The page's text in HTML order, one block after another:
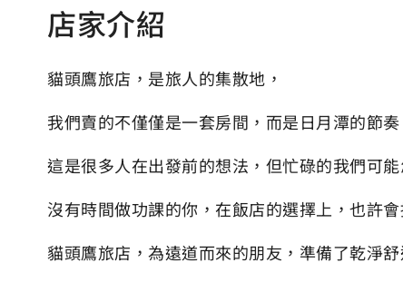
店家介紹
貓頭鷹旅店，是旅人的集散地，
我們賣的不僅僅是一套房間，而是日月潭的節
這是很多人在出發前的想法，但忙碌的我們可
沒有時間做功課的你，在飯店的選擇上，也許
貓頭鷹旅店，為遠道而來的朋友，準備了乾淨舒